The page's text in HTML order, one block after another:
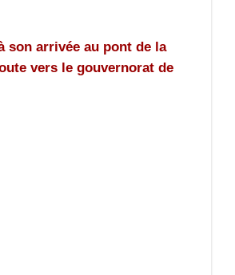
son arrivée au pont de la
vers le gouvernorat de